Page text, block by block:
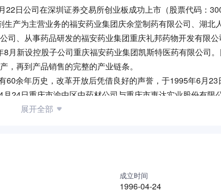
日公司在深圳证券交易所创业板成功上市（股票代码：
产为主营业务的福安药业集团庆余堂制药有限公司、湖北
司、从事药品研发的福安药业集团重庆礼邦药物开发有限
月新设控股子公司重庆福安药业集团凯斯特医药有限公司
再到产品销售的完整的产业链条。
余年历史，改革开放后凭借良好的声誉，于1995年6月23
24日重庆市渝中区中药材公司与重庆市惠达实业股份有限
发展需要进行了股份制改造，并投资5000多万元在重庆北部
头孢菌素类）品种1个（2个规格），小容量注射剂品种3个
展开全部
成立时间
1996-04-24